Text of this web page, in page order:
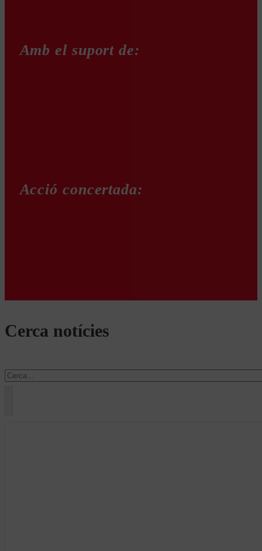
Amb el suport de:
Acció concertada:
Cerca notícies
Cercar